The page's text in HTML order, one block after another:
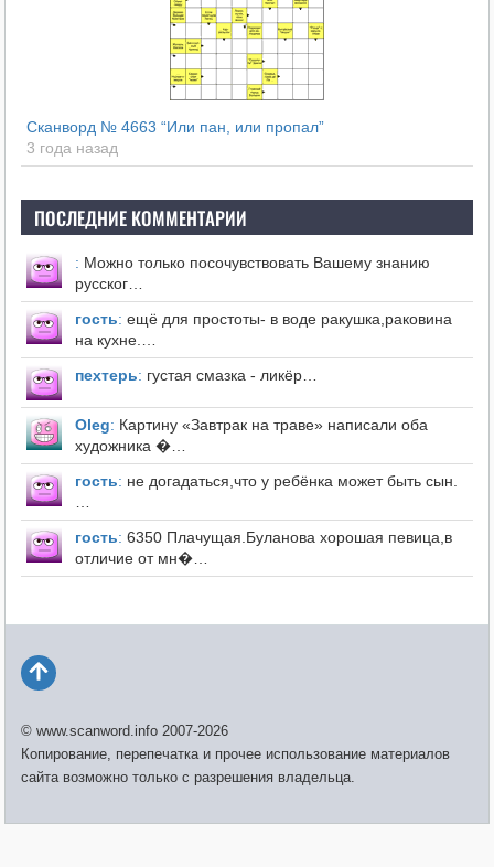
Сканворд № 4663 “Или пан, или пропал”
3 года назад
ПОСЛЕДНИЕ КОММЕНТАРИИ
: Можно только посочувствовать Вашему знанию
русског…
гость: ещё для простоты- в воде ракушка,раковина
на кухне.…
пехтерь: густая смазка - ликёр…
Оleg: Картину «Завтрак на траве» написали оба
художника �…
гость: не догадаться,что у ребёнка может быть сын.
…
гость: 6350 Плачущая.Буланова хорошая певица,в
отличие от мн�…
© www.scanword.info 2007-2026
Копирование, перепечатка и прочее использование материалов
сайта возможно только с разрешения владельца.